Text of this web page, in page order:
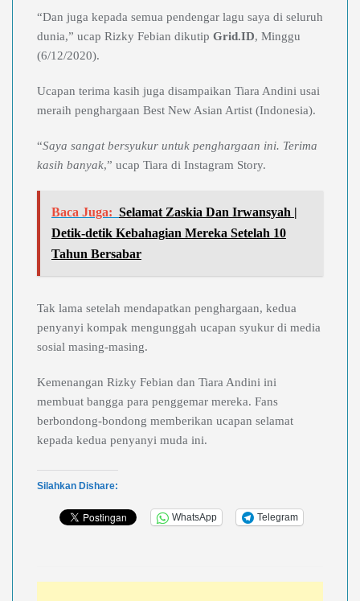
“Dan juga kepada semua pendengar lagu saya di seluruh
dunia,” ucap Rizky Febian dikutip Grid.ID, Minggu
(6/12/2020).
Ucapan terima kasih juga disampaikan Tiara Andini usai
meraih penghargaan Best New Asian Artist (Indonesia).
“Saya sangat bersyukur untuk penghargaan ini. Terima
kasih banyak,” ucap Tiara di Instagram Story.
Baca Juga: Selamat Zaskia Dan Irwansyah |
Detik-detik Kebahagian Mereka Setelah 10
Tahun Bersabar
Tak lama setelah mendapatkan penghargaan, kedua
penyanyi kompak mengunggah ucapan syukur di media
sosial masing-masing.
Kemenangan Rizky Febian dan Tiara Andini ini
membuat bangga para penggemar mereka. Fans
berbondong-bondong memberikan ucapan selamat
kepada kedua penyanyi muda ini.
Silahkan Dishare:
WhatsApp Telegram